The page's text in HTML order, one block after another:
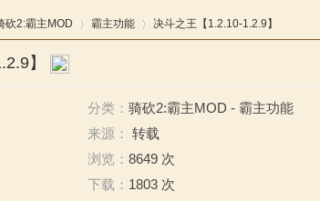
砍2:霸主MOD 霸主功能
»
决斗之王【1.2.10-1.2.9】
】
分类： 骑砍2:霸主MOD - 霸主功能
来源： 转载
浏览： 8649 次
下载： 1803 次